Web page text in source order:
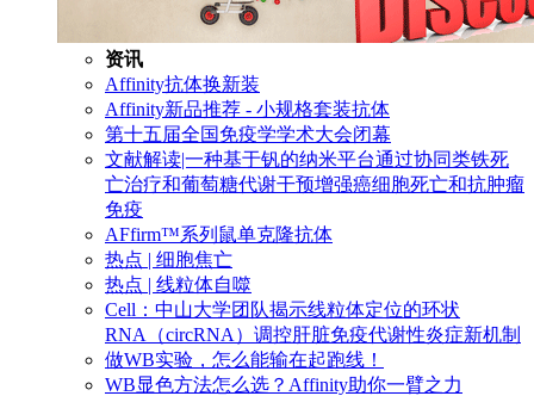
资讯
Affinity抗体换新装
Affinity新品推荐 - 小规格套装抗体
第十五届全国免疫学学术大会闭幕
文献解读|一种基于钒的纳米平台通过协同类铁死
亡治疗和葡萄糖代谢干预增强癌细胞死亡和抗肿瘤
免疫
AFfirm™系列鼠单克隆抗体
热点 | 细胞焦亡
热点 | 线粒体自噬
Cell：中山大学团队揭示线粒体定位的环状
RNA（circRNA）调控肝脏免疫代谢性炎症新机制
做WB实验，怎么能输在起跑线！
WB显色方法怎么选？Affinity助你一臂之力